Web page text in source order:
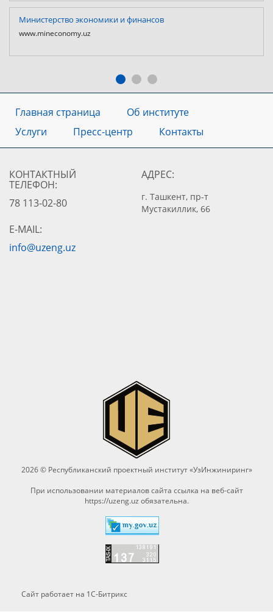
Министерство экономики и финансов
www.mineconomy.uz
Главная страница
Об институте
Услуги
Пресс-центр Контакты
КОНТАКТНЫЙ
ТЕЛЕФОН:
78 113-02-80
АДРЕС:
г. Ташкент, пр-т
Мустакиллик, 66
E-MAIL:
info@uzeng.uz
2026 © Республиканский проектный институт «УзИнжиниринг»
При использовании материалов сайта ссылка на веб-сайт
https://uzeng.uz обязательна.
Сайт работает на 1C-Битрикс